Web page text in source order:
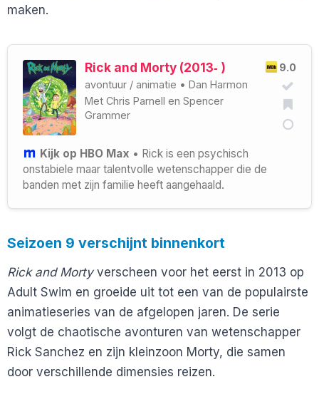
maken.
9.0
Rick and Morty (2013‑ )
avontuur / animatie • Dan Harmon
Met Chris Parnell en Spencer
Grammer
Kijk op HBO Max • Rick is een psychisch
onstabiele maar talentvolle wetenschapper die de
banden met zijn familie heeft aangehaald.
Seizoen 9 verschijnt binnenkort
Rick and Mortyverscheen voor het eerst in 2013 op
Adult Swim en groeide uit tot een van de populairste
animatieseries van de afgelopen jaren. De serie
volgt de chaotische avonturen van wetenschapper
Rick Sanchez en zijn kleinzoon Morty, die samen
door verschillende dimensies reizen.